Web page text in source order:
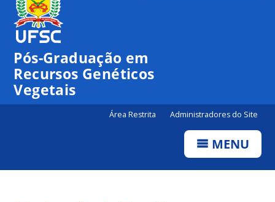
Pós-Graduação em
Recursos Genéticos
Vegetais
Área Restrita Administradores do Site
MENU